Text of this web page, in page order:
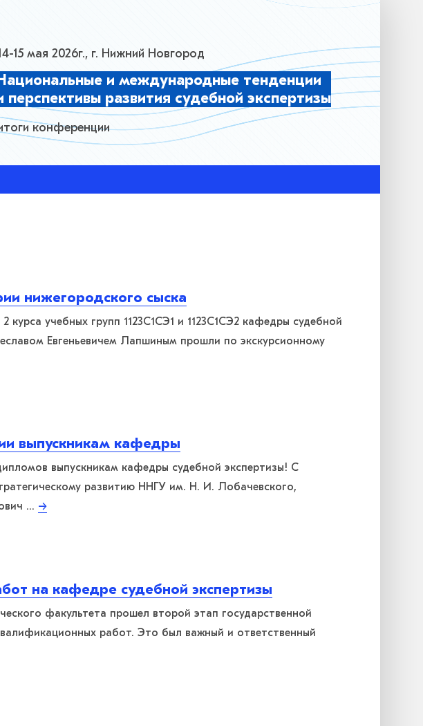
и международные тенденции
перспективы развития судебной экспертизы
15 мая 2026г., г. Нижний Новгород
конференции
нижегородского сыска
учебных групп 1123С1СЭ1 и 1123С1СЭ2 кафедры судебной
Евгеньевичем Лапшиным прошли по экскурсионному
выпускникам кафедры
выпускникам кафедры судебной экспертизы! С
развитию ННГУ им. Н. И. Лобачевского,
… →
на кафедре судебной экспертизы
факультета прошел второй этап государственной
работ. Это был важный и ответственный